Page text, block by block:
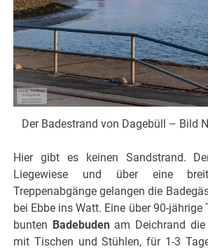
Der Badestrand von Dagebüll – Bild
Hier gibt es keinen Sandstrand.
Liegewiese und über eine
Treppenabgänge gelangen die
bei Ebbe ins Watt. Eine über 90-
bunten Badebudenam Deichrand die
mit Tischen und Stühlen, für 1-3